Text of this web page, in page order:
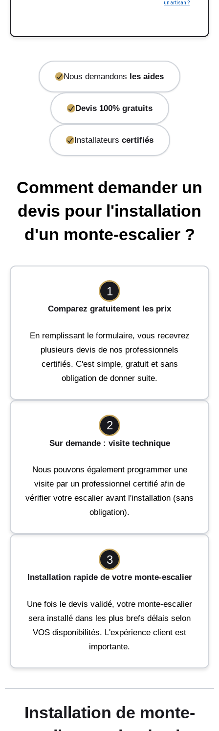
un artisan ?
Nous demandons les aides
Devis 100% gratuits
Installateurs certifiés
Comment demander un
devis pour l'installation
d'un monte-escalier ?
1
Comparez gratuitement les prix
En remplissant le formulaire, vous recevrez
plusieurs devis de nos professionnels
certifiés. C'est simple, gratuit et sans
obligation de donner suite.
2
Sur demande : visite technique
Nous pouvons également programmer une
visite par un professionnel certifié afin de
vérifier votre escalier avant l'installation (sans
obligation).
3
Installation rapide de votre monte-escalier
Une fois le devis validé, votre monte-escalier
sera installé dans les plus brefs délais selon
VOS disponibilités. L'expérience client est
importante.
Installation de monte-